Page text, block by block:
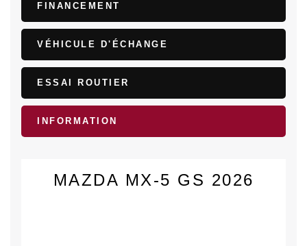
FINANCEMENT
VÉHICULE D'ÉCHANGE
ESSAI ROUTIER
INFORMATION
MAZDA MX-5 GS 2026